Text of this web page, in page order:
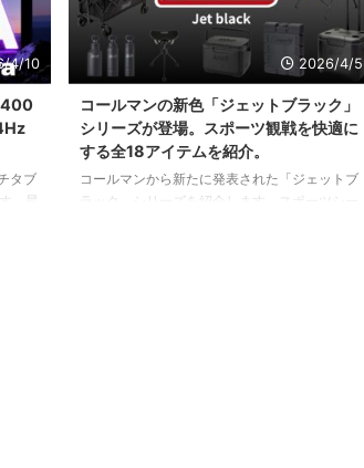
電源環境を快適かつ安全に変えるための魅力を
詳しく紹介します。
4/10
タブ
。最
2026/4/5
コールマンの新色「ジェットブラック」
シリーズが登場。スポーツ観戦を快適に
する全18アイテムを紹介。
コールマンから新たに発表された「ジェットブ
ラック」シリーズを紹介します。スポーツシー